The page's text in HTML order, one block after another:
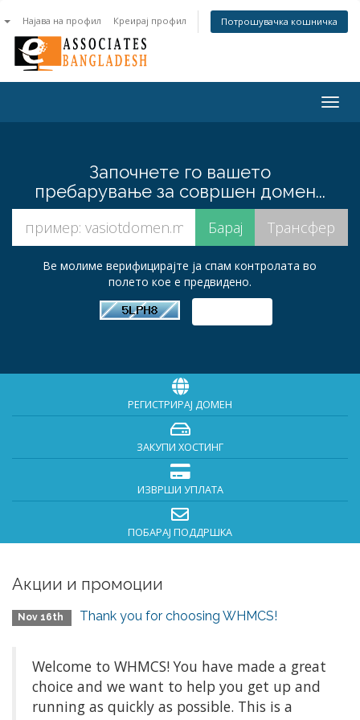
Најава на профил Креирај профил Потрошувачка кошничка
Започнете го вашето
пребарување за совршен домен...
Ве молиме верифицирајте ја спам контролата во
полето кое е предвидено.
РЕГИСТРИРАЈ ДОМЕН
ЗАКУПИ ХОСТИНГ
ИЗВРШИ УПЛАТА
ПОБАРАЈ ПОДДРШКА
Акции и промоции
Nov 16th Thank you for choosing WHMCS!
Welcome to WHMCS! You have made a great
choice and we want to help you get up and
running as quickly as possible. This is a